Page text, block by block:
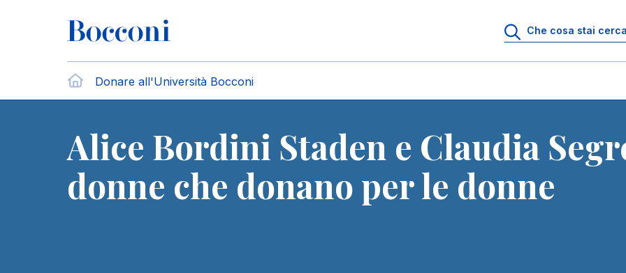
Donare all'Università Bocconi
Briciole di pane
Home
Alice Bordini Staden e Claudia
donne che donano per le donne